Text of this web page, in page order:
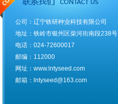
公司：辽宁铁研种业科技有限公司
地址：铁岭市银州区柴河街南段238号
电话：024-72600017
邮编：112000
网址：www.lntyseed.com
邮箱：lntyseed@163.com